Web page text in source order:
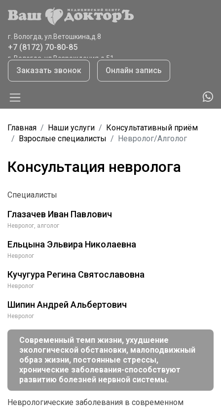
г. Вологда, ул.Ветошкина,д.8
+7 (8172) 70-80-85
г. Вологда. ул.Возрождения,д.51
+7 (8172) 70-80-85
г.Тотьма, ул.Садовая,41
Заказать звонок Онлайн запись
Главная Наши услуги
Консультативный приём
Взрослые специалисты
Невролог/Алголог
Консультация невролога
Специалисты
Глазачев Иван Павлович
Невролог, алголог
Ельцына Эльвира Николаевна
Невролог
Кучугура Регина Святославовна
Невролог
Шипин Андрей Альбертович
Невролог
Современный темп жизни, ухудшение
экологической обстановки, малоподвижный
образ жизни, постоянные стрессы,
хронические заболевания-способствуют
развитию болезней нервной системы.
Неврологические заболевания в современном